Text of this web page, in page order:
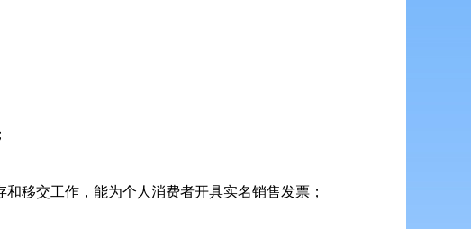
和移交工作，能为个人消费者开具实名销售发票；